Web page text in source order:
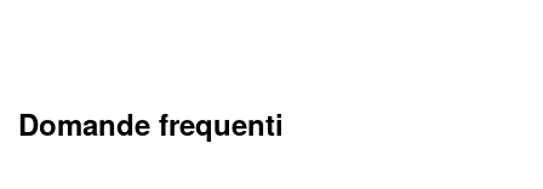
Domande frequenti